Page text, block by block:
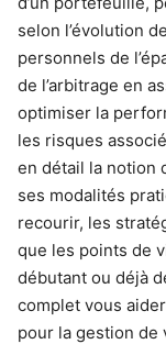
selon l’évolution
personnels de
de l’arbitrage en
optimiser la
les risques
en détail la notion
ses modalités
recourir, les
que les points de
débutant ou déjà
complet vous
pour la gestion de